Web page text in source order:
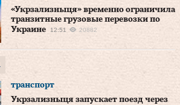
«Укрзализныця» временно ограничила
транзитные грузовые перевозки по
Украине
12:51 20882
транспорт
Укрзализныця запускает поезд через